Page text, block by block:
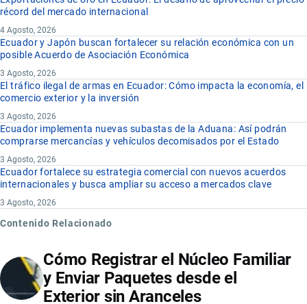
récord del mercado internacional
4 Agosto, 2026
Ecuador y Japón buscan fortalecer su relación económica con un
posible Acuerdo de Asociación Económica
3 Agosto, 2026
El tráfico ilegal de armas en Ecuador: Cómo impacta la economía, el
comercio exterior y la inversión
3 Agosto, 2026
Ecuador implementa nuevas subastas de la Aduana: Así podrán
comprarse mercancías y vehículos decomisados por el Estado
3 Agosto, 2026
Ecuador fortalece su estrategia comercial con nuevos acuerdos
internacionales y busca ampliar su acceso a mercados clave
3 Agosto, 2026
Contenido Relacionado
Cómo Registrar el Núcleo Familiar
y Enviar Paquetes desde el
Exterior sin Aranceles